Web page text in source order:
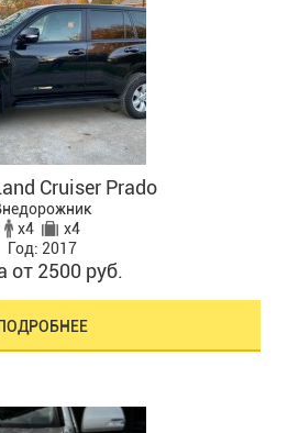
Cruiser Prado
x4
x4
Год: 2017
от 2500 руб.